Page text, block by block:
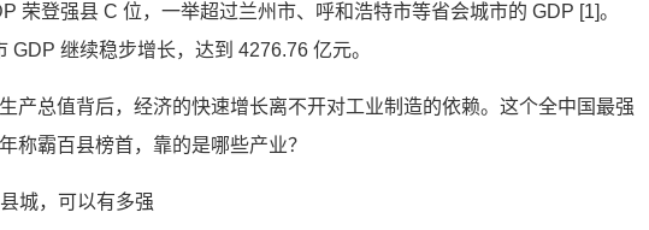
荣登强县 C 位，一举超过兰州市、呼和浩特市等省会城市的 GDP [1]。
GDP 继续稳步增长，达到 4276.76 亿元。
产总值背后，经济的快速增长离不开对工业制造的依赖。这个全中国最强
称霸百县榜首，靠的是哪些产业？